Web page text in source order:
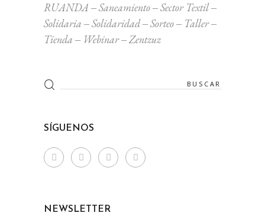
RUANDA
Saneamiento
Sector Textil
Solidaria
Solidaridad Sorteo
Taller
Tienda
Webinar Zentzuz
Search
for:
SÍGUENOS
NEWSLETTER